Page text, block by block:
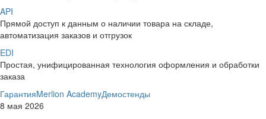
API
Прямой доступ к данным о наличии товара на складе,
автоматизация заказов и отгрузок
EDI
Простая, унифицированная технология оформления и обработки
заказа
ГарантияMerlion AcademyДемостенды
8 мая 2026